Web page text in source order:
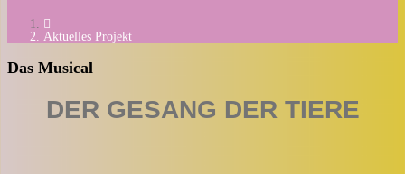
Aktuelles Projekt
Das Musical
DER GESANG DER TIERE